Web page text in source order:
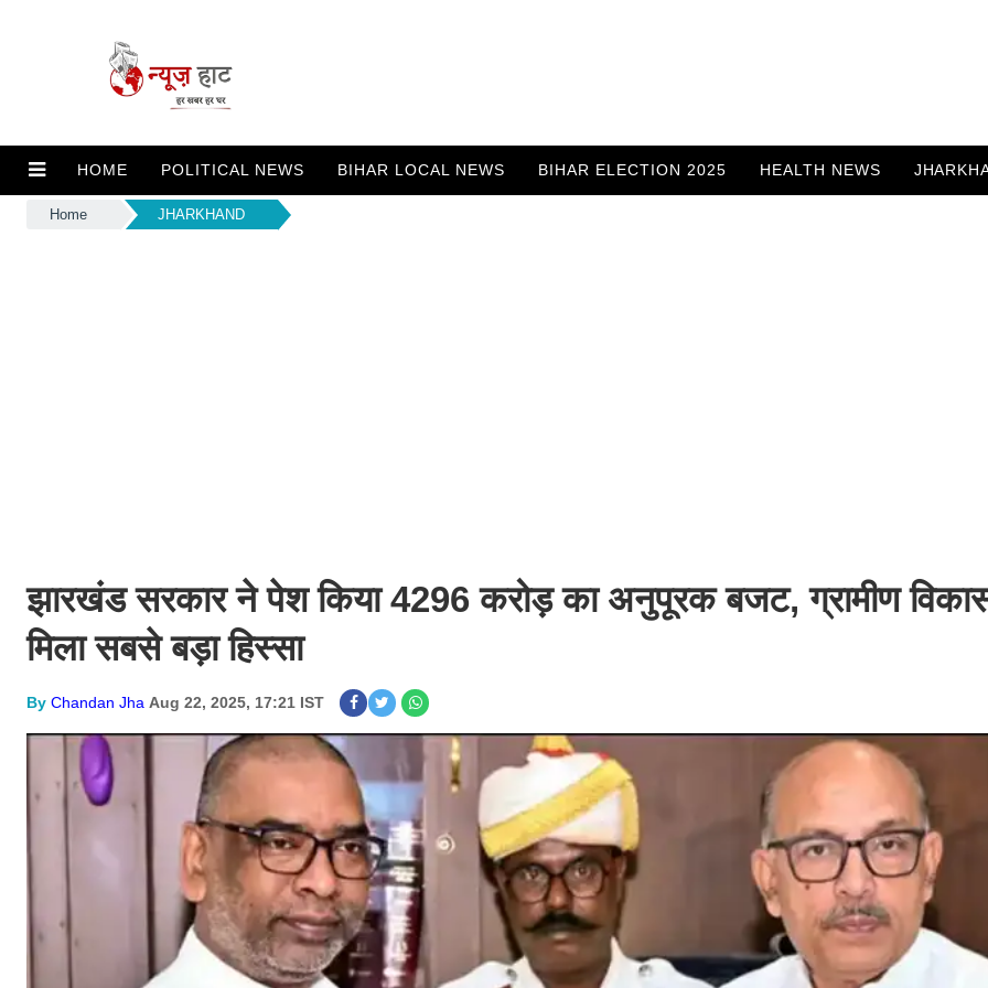
HOME POLITICAL NEWS BIHAR LOCAL NEWS BIHAR ELECTION 2025 HEALTH NEWS
Home JHARKHAND
झारखंड सरकार ने पेश किया 4296 करोड़ का अनुपूरक बजट, ग्रामीण
मिला सबसे बड़ा हिस्सा
By Chandan Jha Aug 22, 2025, 17:21 IST